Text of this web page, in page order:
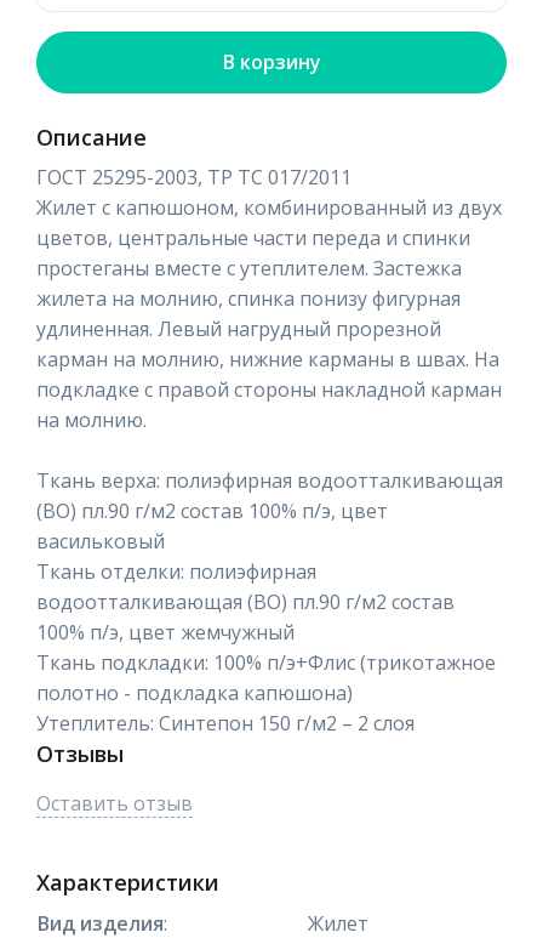
В корзину
Описание
ГОСТ 25295-2003, ТР ТС 017/2011
Жилет с капюшоном, комбинированный из двух
цветов, центральные части переда и спинки
простеганы вместе с утеплителем. Застежка
жилета на молнию, спинка понизу фигурная
удлиненная. Левый нагрудный прорезной
карман на молнию, нижние карманы в швах. На
подкладке с правой стороны накладной карман
на молнию.
Ткань верха: полиэфирная водоотталкивающая
(ВО) пл.90 г/м2 состав 100% п/э, цвет
васильковый
Ткань отделки: полиэфирная
водоотталкивающая (ВО) пл.90 г/м2 состав
100% п/э, цвет жемчужный
Ткань подкладки: 100% п/э+Флис (трикотажное
полотно - подкладка капюшона)
Утеплитель: Синтепон 150 г/м2 – 2 слоя
Отзывы
Оставить отзыв
Характеристики
Вид изделия:
Жилет